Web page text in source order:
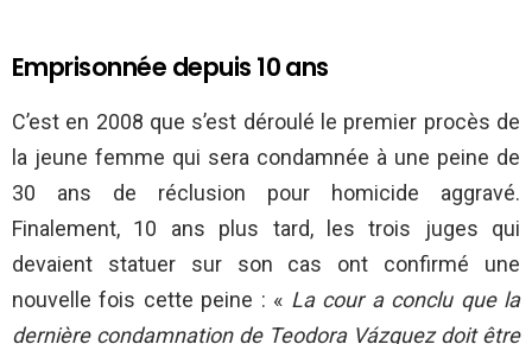
Emprisonnée depuis 10 ans
C’est en 2008 que s’est déroulé le premier procès de
la jeune femme qui sera condamnée à une peine de
30 ans de réclusion pour homicide aggravé.
Finalement, 10 ans plus tard, les trois juges qui
devaient statuer sur son cas ont confirmé une
nouvelle fois cette peine : « La cour a conclu que la
dernière condamnation de Teodora Vázquez doit être